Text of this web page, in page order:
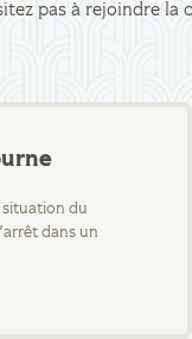
pas à rejoindre la
situation du
dans un